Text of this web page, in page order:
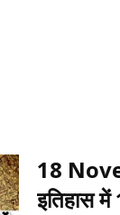
18
इतिहास